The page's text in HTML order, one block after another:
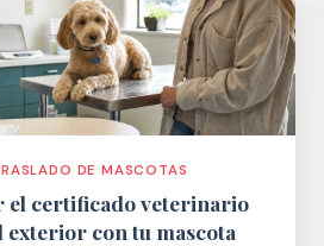
DE MASCOTAS
el certificado veterinario
exterior con tu mascota